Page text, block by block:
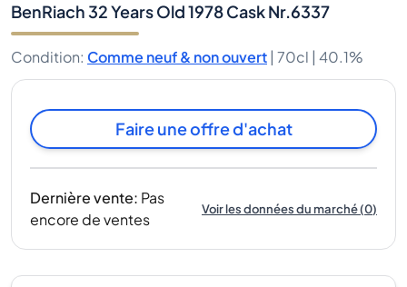
BenRiach 32 Years Old 1978 Cask Nr.6337
Condition: Comme neuf & non ouvert | 70cl | 40.1%
Faire une offre d'achat
Dernière vente: Pas
encore de ventes
Voir les données du marché(0)